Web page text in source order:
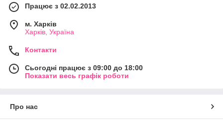
Працює з 02.02.2013
м. Харків
Харків, Україна
Контакти
Сьогодні працює з 09:00 до 18:00
Показати весь графік роботи
Про нас